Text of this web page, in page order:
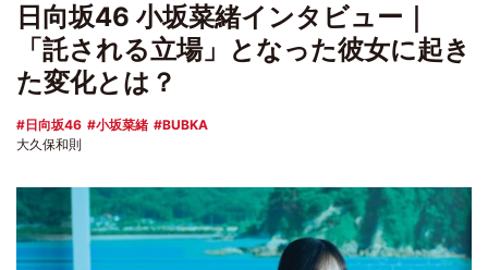
日向坂46 小坂菜緒インタビュー｜
「託される立場」となった彼女に起き
た変化とは？
日向坂46 小坂菜緒
BUBKA
大久保和則